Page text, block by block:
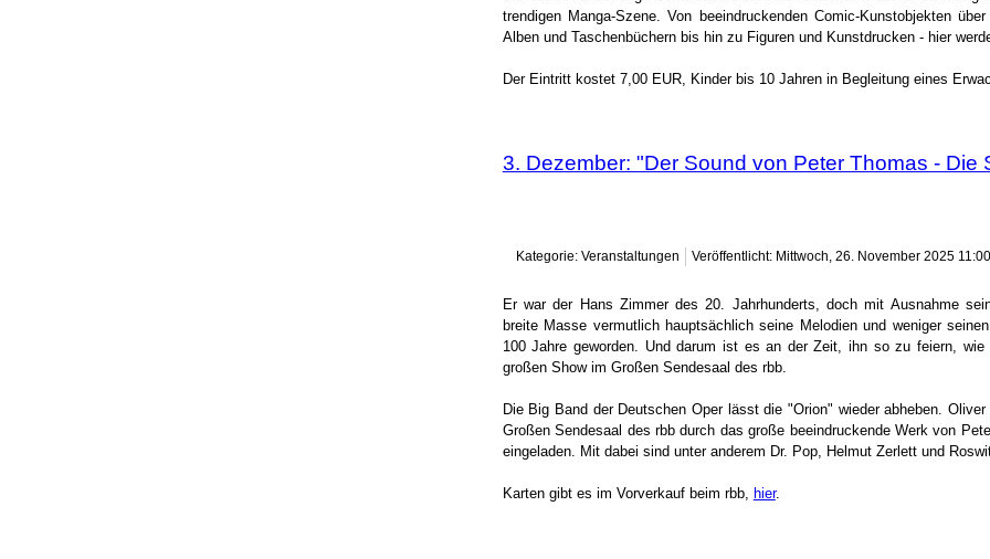
trendigen Manga-Szene. Von beeindruckenden Comic-Kunstobjekten
Alben und Taschenbüchern bis hin zu Figuren und Kunstdrucken - hier
Der Eintritt kostet 7,00 EUR, Kinder bis 10 Jahren in Begleitung eines
3. Dezember: "Der Sound von Peter Thomas - Die
Kategorie: Veranstaltungen Veröffentlicht: Mittwoch, 26. November 2025 11:00
Er war der Hans Zimmer des 20. Jahrhunderts, doch mit Ausnahme
breite Masse vermutlich hauptsächlich seine Melodien und weniger
100 Jahre geworden. Und darum ist es an der Zeit, ihn so zu feiern,
großen Show im Großen Sendesaal des rbb.
Die Big Band der Deutschen Oper lässt die "Orion" wieder abheben.
Großen Sendesaal des rbb durch das große beeindruckende Werk von
eingeladen. Mit dabei sind unter anderem Dr. Pop, Helmut Zerlett und
Karten gibt es im Vorverkauf beim rbb, hier.